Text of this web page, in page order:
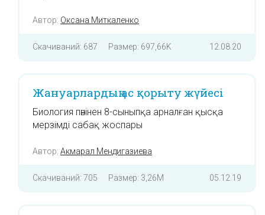
Автор: Оксана Миткаленко
Скачиваний: 687 Размер: 697,66K 12.08.20
Жануарлардың ас қорыту жүйесі
Биология пәнінен 8-сыныпқа арналған қысқа
мерзімді сабақ жоспары
Автор: Акмарал Мендигазиева
Скачиваний: 705 Размер: 3,26M 05.12.19